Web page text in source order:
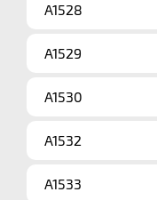
A1528
A1529
A1530
A1532
A1533